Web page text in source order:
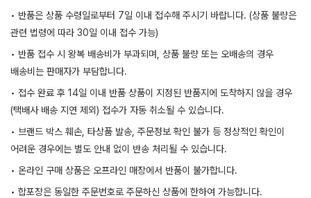
• 반품은 상품 수령일로부터 7일 이내 접수해 주시기 바랍니다. (상품 불량은
관련 법령에 따라 30일 이내 접수 가능)
• 반품 접수 시 왕복 배송비가 부과되며, 상품 불량 또는 오배송의 경우
배송비는 판매자가 부담합니다.
• 접수 완료 후 14일 이내 반품 상품이 지정된 반품지에 도착하지 않을 경우
(택배사 배송 지연 제외) 접수가 자동 취소될 수 있습니다.
• 브랜드 박스 훼손, 타상품 발송, 주문정보 확인 불가 등 정상적인 확인이
어려운 경우에는 별도 안내 없이 반송 처리될 수 있습니다.
• 온라인 구매 상품은 오프라인 매장에서 반품이 불가합니다.
• 합포장은 동일한 주문번호로 주문하신 상품에 한하여 가능합니다.